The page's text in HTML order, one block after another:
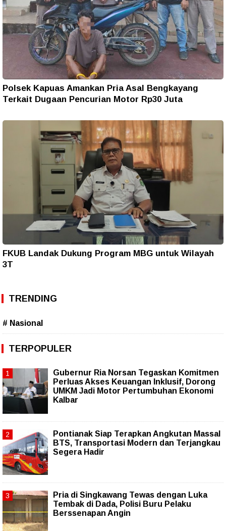
Polsek Kapuas Amankan Pria Asal Bengkayang
Terkait Dugaan Pencurian Motor Rp30 Juta
FKUB Landak Dukung Program MBG untuk Wilayah
3T
TRENDING
# Nasional
TERPOPULER
Gubernur Ria Norsan Tegaskan Komitmen
Perluas Akses Keuangan Inklusif, Dorong
UMKM Jadi Motor Pertumbuhan Ekonomi
Kalbar
Pontianak Siap Terapkan Angkutan Massal
BTS, Transportasi Modern dan Terjangkau
Segera Hadir
Pria di Singkawang Tewas dengan Luka
Tembak di Dada, Polisi Buru Pelaku
Berssenapan Angin